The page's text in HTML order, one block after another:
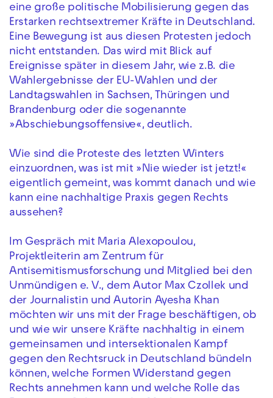
eine große politische Mobilisierung gegen das
Erstarken rechtsextremer Kräfte in Deutschland.
Eine Bewegung ist aus diesen Protesten jedoch
nicht entstanden. Das wird mit Blick auf
Ereignisse später in diesem Jahr, wie z.B. die
Wahlergebnisse der EU-Wahlen und der
Landtagswahlen in Sachsen, Thüringen und
Brandenburg oder die sogenannte
»Abschiebungsoffensive«, deutlich.
Wie sind die Proteste des letzten Winters
einzuordnen, was ist mit »Nie wieder ist jetzt!«
eigentlich gemeint, was kommt danach und wie
kann eine nachhaltige Praxis gegen Rechts
aussehen?
Im Gespräch mit Maria Alexopoulou,
Projektleiterin am Zentrum für
Antisemitismusforschung und Mitglied bei den
Unmündigen e. V., dem Autor Max Czollek und
der Journalistin und Autorin Ayesha Khan
möchten wir uns mit der Frage beschäftigen, ob
und wie wir unsere Kräfte nachhaltig in einem
gemeinsamen und intersektionalen Kampf
gegen den Rechtsruck in Deutschland bündeln
können, welche Formen Widerstand gegen
Rechts annehmen kann und welche Rolle das